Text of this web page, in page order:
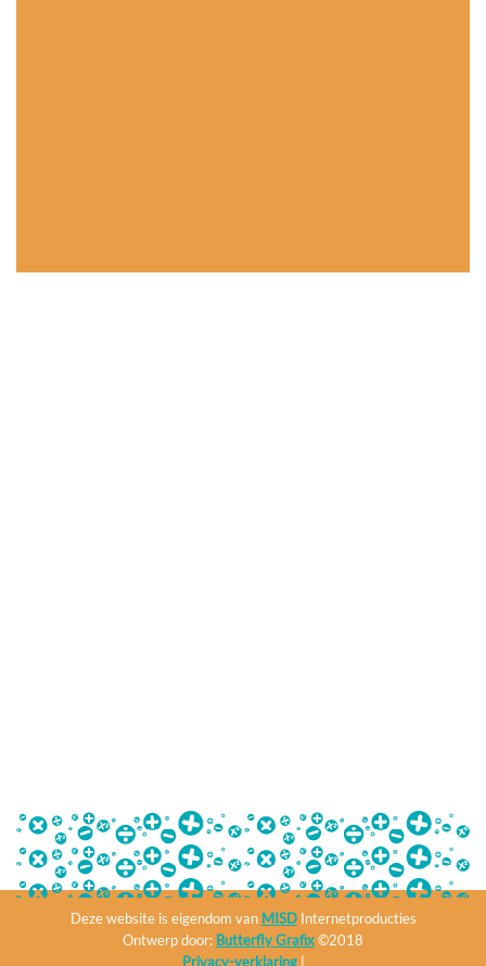
Deze website is eigendom van MISDInternetproducties
Ontwerp door: Butterfly Grafix©2018
Privacy-verklaring|